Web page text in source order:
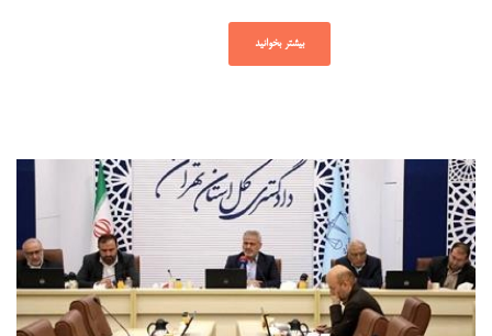
بیشتر بخوانید